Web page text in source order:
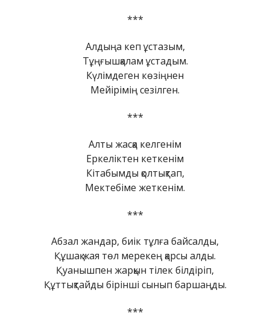
***
Алдыңа кеп ұстазым,
Тұңғышқалам ұстадым.
Күлімдеген көзіңнен
Мейірімің сезілген.
***
Алты жасқа келгенім
Еркеліктен кеткенім
Кітабымды қолтықтап,
Мектебіме жеткенім.
***
Абзал жандар, биік тұлға байсалды,
Құшақ жая төл мерекең қарсы алды.
Қуанышпен жарқын тілек білдіріп,
Құттықтайды бірінші сынып баршаңды.
***